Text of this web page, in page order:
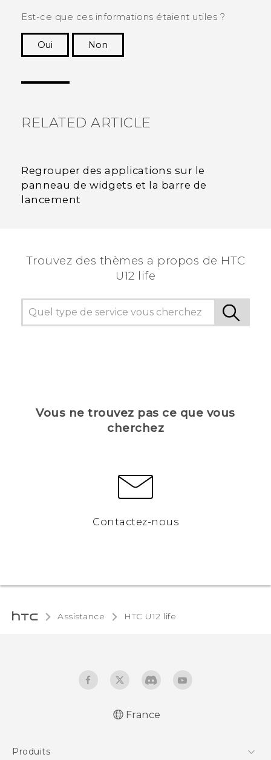
Est-ce que ces informations étaient utiles ?
Oui
Non
RELATED ARTICLE
Regrouper des applications sur le
panneau de widgets et la barre de
lancement
Trouvez des thèmes a propos de HTC
U12 life
Vous ne trouvez pas ce que vous
cherchez
Contactez-nous
Assistance HTC U12 life‎
France
Produits